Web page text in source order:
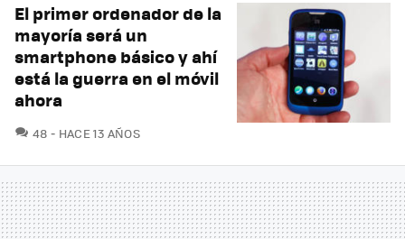
El primer ordenador de la
mayoría será un
smartphone básico y ahí
está la guerra en el móvil
ahora
48 COMENTARIOS
HACE 13 AÑOS